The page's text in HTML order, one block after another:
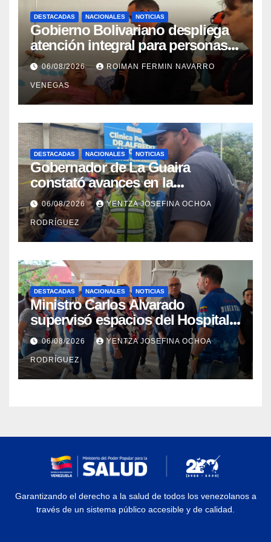
DESTACADAS NACIONALES NOTICIAS
Gobierno Bolivariano despliega
atención integral para personas
con discapacidad en
campamentos de La Guaira
06/08/2026 ROIMAN FERMIN NAVARRO
VENEGAS
DESTACADAS NACIONALES NOTICIAS
Gobernador de La Guaira
constató avances en la
rehabilitación del Hospitalito de
Catia la Mar
06/08/2026 YENTZA JOSEFINA OCHOA
RODRÍGUEZ
DESTACADAS NACIONALES NOTICIAS
Ministro Carlos Alvarado
supervisó espacios del Hospital
Dermatológico Dr. Martín Vegas
en La Guaira
06/08/2026 YENTZA JOSEFINA OCHOA
RODRÍGUEZ
Garantizando el derecho a la salud de todos los venezolanos a
través de un sistema público accesible y de calidad.